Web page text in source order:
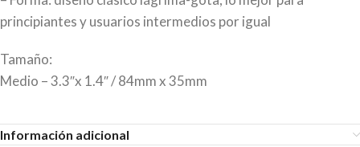
principiantes y usuarios intermedios por igual
Tamaño:
Medio – 3.3″x 1.4″ / 84mm x 35mm
Información adicional